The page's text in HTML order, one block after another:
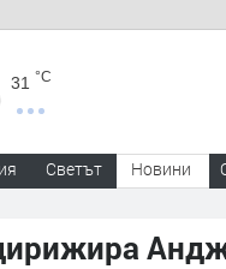
31 °C
Светът Новини